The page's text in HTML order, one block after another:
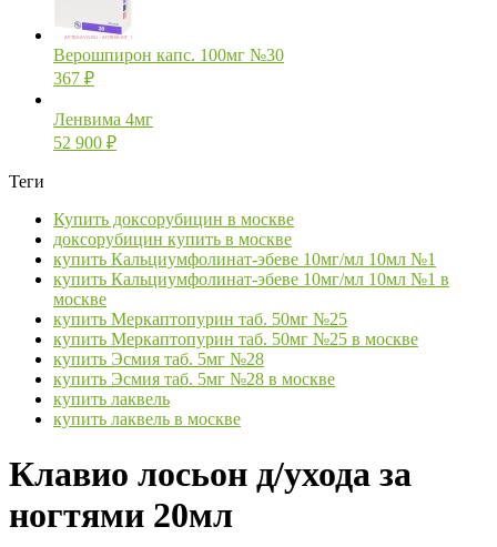
Верошпирон капс. 100мг №30
367 ₽
Ленвима 4мг
52 900 ₽
Теги
Купить доксорубицин в москве
доксорубицин купить в москве
купить Кальциумфолинат-эбеве 10мг/мл 10мл №1
купить Кальциумфолинат-эбеве 10мг/мл 10мл №1 в
москве
купить Меркаптопурин таб. 50мг №25
купить Меркаптопурин таб. 50мг №25 в москве
купить Эсмия таб. 5мг №28
купить Эсмия таб. 5мг №28 в москве
купить лаквель
купить лаквель в москве
Клавио лосьон д/ухода за
ногтями 20мл